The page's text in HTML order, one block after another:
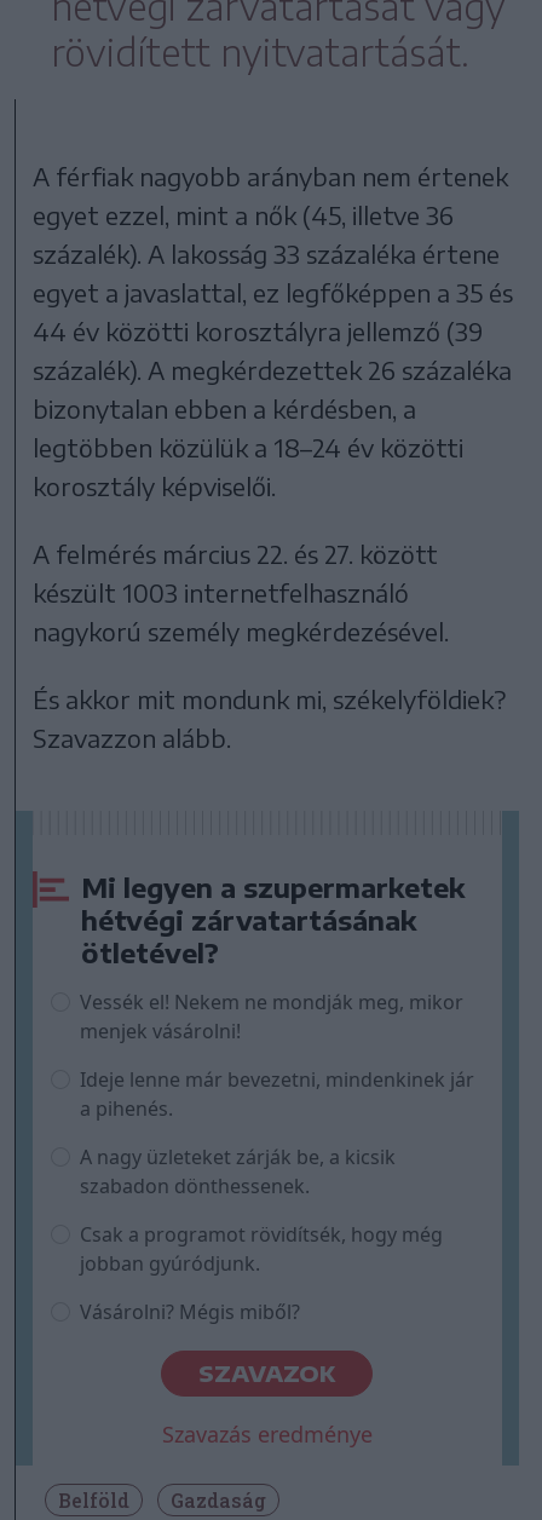
rövidített nyitvatartását.
A férfiak nagyobb arányban nem értenek
egyet ezzel, mint a nők (45, illetve 36
százalék). A lakosság 33 százaléka értene
egyet a javaslattal, ez legfőképpen a 35 és
44 év közötti korosztályra jellemző (39
százalék). A megkérdezettek 26 százaléka
bizonytalan ebben a kérdésben, a
legtöbben közülük a 18–24 év közötti
korosztály képviselői.
A felmérés március 22. és 27. között
készült 1003 internetfelhasználó
nagykorú személy megkérdezésével.
És akkor mit mondunk mi, székelyföldiek?
Szavazzon alább.
Mi legyen a szupermarketek
hétvégi zárvatartásának
ötletével?
Vessék el! Nekem ne mondják meg, mikor
menjek vásárolni!
Ideje lenne már bevezetni, mindenkinek jár
a pihenés.
A nagy üzleteket zárják be, a kicsik
szabadon dönthessenek.
Csak a programot rövidítsék, hogy még
jobban gyúródjunk.
Vásárolni? Mégis miből?
SZAVAZOK
Szavazás eredménye
Belföld Gazdaság